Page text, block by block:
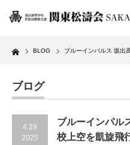
Home BLOG ブルーインパルス 坂出
ブログ
4.29
2025
ブルーインパル
校上空を凱旋飛